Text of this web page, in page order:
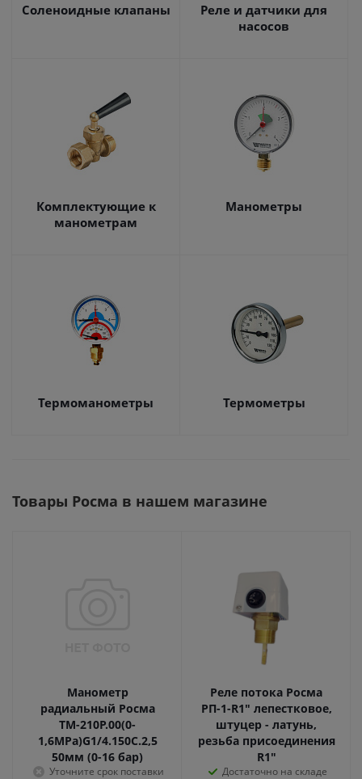
Соленоидные клапаны
Реле и датчики для
насосов
Комплектующие к
манометрам
Манометры
Термоманометры Термометры
Товары Росма в нашем магазине
Манометр
радиальный Росма
ТМ-210Р.00(0-
1,6МРа)G1/4.150С.2,5
50мм (0-16 бар)
Уточните срок поставки
Реле потока Росма
РП-1-R1" лепестковое,
штуцер - латунь,
резьба присоединения
R1"
Достаточно на складе